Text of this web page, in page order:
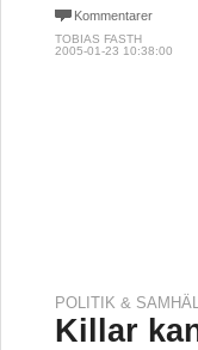
Kommentarer
TOBIAS FASTH
2005-01-23 10:38:00
POLITIK &
Killar